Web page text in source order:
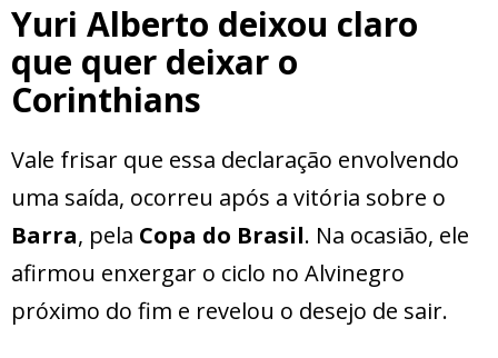
Yuri Alberto deixou claro
que quer deixar o
Corinthians
Vale frisar que essa declaração envolvendo
uma saída, ocorreu após a vitória sobre o
Barra, pela Copa do Brasil. Na ocasião, ele
afirmou enxergar o ciclo no Alvinegro
próximo do fim e revelou o desejo de sair.